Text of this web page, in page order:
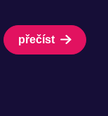
přečíst